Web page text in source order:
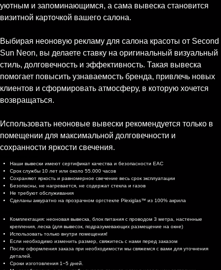
уютным и запоминающимся, а сама вывеска становится
визитной карточкой вашего салона.
Выбирая неоновую рекламу для салона красоты от Second
Sun Neon, вы делаете ставку на оригинальный визуальный
стиль, долговечность и эффективность. Такая вывеска
помогает повысить узнаваемость бренда, привлечь новых
клиентов и сформировать атмосферу, в которую хочется
возвращаться.
Использовать неоновые вывески рекомендуется только в
помещении для максимальной долговечности и
сохранности яркости свечения.
Наши вывески имеют сертификат качества и безопасности EAC
Срок службы 10 лет или около 55.000 часов
Сохраняют яркость и равномерное свечение весь срок эксплуатации
Безопасны, не нагревается, не содержат стекла и газов
Не требуют обслуживания
Сделаны аккуратно на прозрачном оргстекле Plexiglas™ из 100% акрила
Комплектация: неоновая вывеска, блок питания с проводом 3 метра, настенные
крепления, леска (для вывесок, подразумевающих размещение на окне)
Использовать только внутри помещения!
Если необходимо изменить размер, свяжитесь с нами перед заказом
После оформления заказа при необходимости мы свяжемся с вами для уточнения
деталей.
Сроки изготовления 1−5 дней.